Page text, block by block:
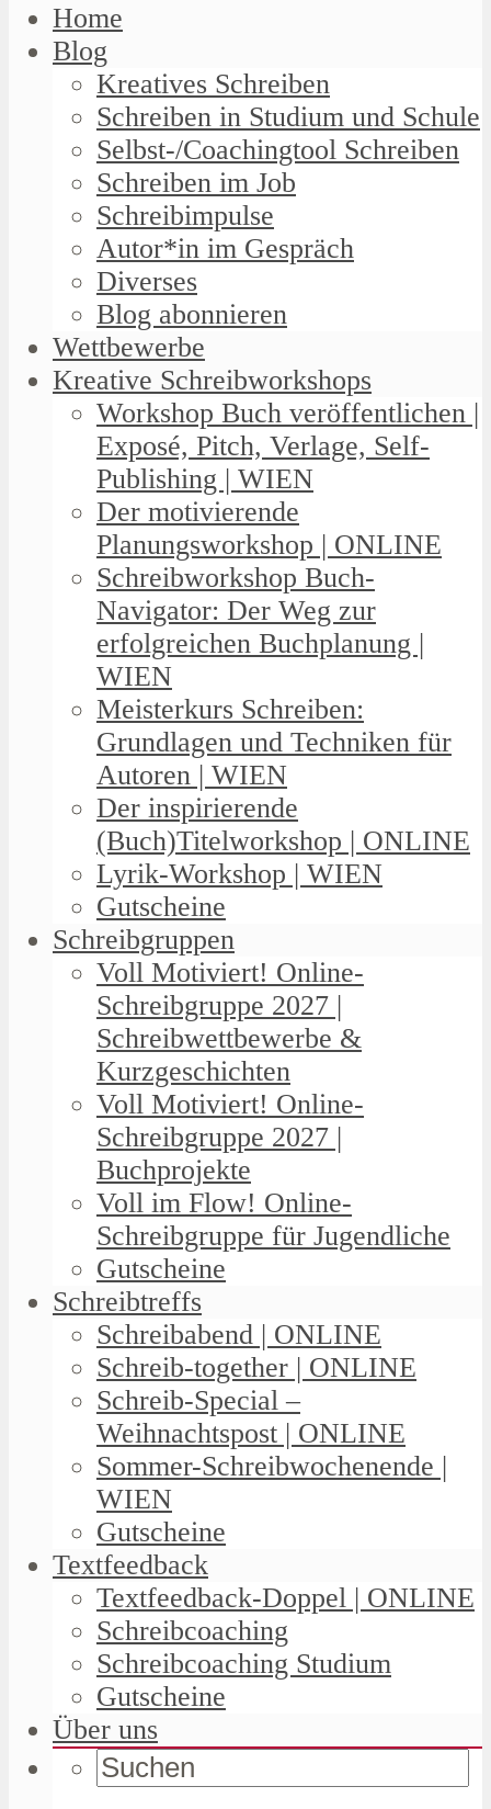
Home
Blog
Kreatives Schreiben
Schreiben in Studium und Schule
Selbst-/Coachingtool Schreiben
Schreiben im Job
Schreibimpulse
Autor*in im Gespräch
Diverses
Blog abonnieren
Wettbewerbe
Kreative Schreibworkshops
Workshop Buch veröffentlichen |
Exposé, Pitch, Verlage, Self-
Publishing | WIEN
Der motivierende
Planungsworkshop | ONLINE
Schreibworkshop Buch-
Navigator: Der Weg zur
erfolgreichen Buchplanung |
WIEN
Meisterkurs Schreiben:
Grundlagen und Techniken für
Autoren | WIEN
Der inspirierende
(Buch)Titelworkshop | ONLINE
Lyrik-Workshop | WIEN
Gutscheine
Schreibgruppen
Voll Motiviert! Online-
Schreibgruppe 2027 |
Schreibwettbewerbe &
Kurzgeschichten
Voll Motiviert! Online-
Schreibgruppe 2027 |
Buchprojekte
Voll im Flow! Online-
Schreibgruppe für Jugendliche
Gutscheine
Schreibtreffs
Schreibabend | ONLINE
Schreib-together | ONLINE
Schreib-Special –
Weihnachtspost | ONLINE
Sommer-Schreibwochenende |
WIEN
Gutscheine
Textfeedback
Textfeedback-Doppel | ONLINE
Schreibcoaching
Schreibcoaching Studium
Gutscheine
Über uns